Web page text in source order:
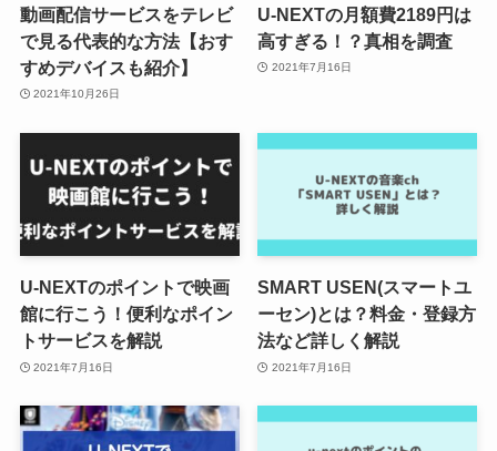
動画配信サービスをテレビ
で見る代表的な方法【おす
すめデバイスも紹介】
2021年10月26日
U-NEXTの月額費2189円は
高すぎる！？真相を調査
2021年7月16日
U-NEXTのポイントで映画
館に行こう！便利なポイン
トサービスを解説
2021年7月16日
SMART USEN(スマートユ
ーセン)とは？料金・登録方
法など詳しく解説
2021年7月16日